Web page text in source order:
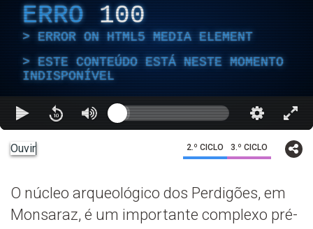
ERRO 100
ERROR ON HTML5 MEDIA ELEMENT
ESTE CONTEÚDO ESTÁ NESTE MOMENTO
INDISPONÍVEL
Ouvir 2.º CICLO 3.º CICLO
O núcleo arqueológico dos Perdigões, em
Monsaraz, é um importante complexo pré-